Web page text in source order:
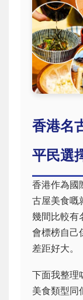
香港名
平民選
香港作為國
古屋美食嘅
幾間比較有
會標榜自己
差距好大。
下面我整理
美食類型同